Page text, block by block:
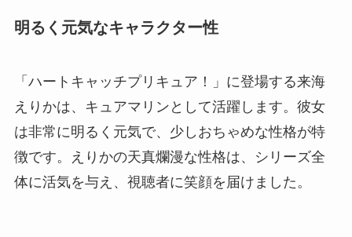
明るく元気なキャラクター性
「ハートキャッチプリキュア！」に登場する来海
えりかは、キュアマリンとして活躍します。彼女
は非常に明るく元気で、少しおちゃめな性格が特
徴です。えりかの天真爛漫な性格は、シリーズ全
体に活気を与え、視聴者に笑顔を届けました。